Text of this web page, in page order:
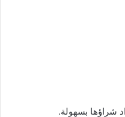
شراؤها بسهولة.